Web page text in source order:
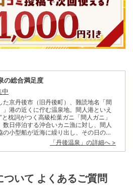
の総合満足度
中
た京丹後市（旧丹後町）、難読地名「間
」港の近くに佇む温泉地。間人港といえ
と枕詞がつく高級松葉ガニ「間人ガニ」
数日停泊する沖合いカニ漁に対し、間人
の小型船が近海に繰り出し、その日のう
る「日帰り操業」を実践。緑色のタグ
付けられた新鮮なカニだけが晴れて「間
の幸に恵まれている。
「丹後温泉 」の詳細へ >
ついて よくあるご質問